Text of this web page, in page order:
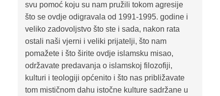
svu pomoć koju su nam pružili tokom agresije
što se ovdje odigravala od 1991-1995. godine i
veliko zadovoljstvo što ste i sada, nakon rata
ostali naši vjerni i veliki prijatelji, što nam
pomažete i što širite ovdje islamsku misao,
održavate predavanja o islamskoj filozofiji,
kulturi i teologiji općenito i što nas približavate
tom mističnom dahu istočne kulture sadržane u